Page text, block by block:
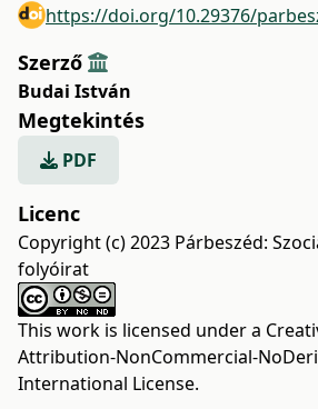
https://doi.org/10.29376/
Szerző
Budai István
Megtekintés
PDF
Licenc
Copyright (c) 2023 Párbeszéd:
folyóirat
This work is licensed under a
Attribution-NonCommercial-
International License.